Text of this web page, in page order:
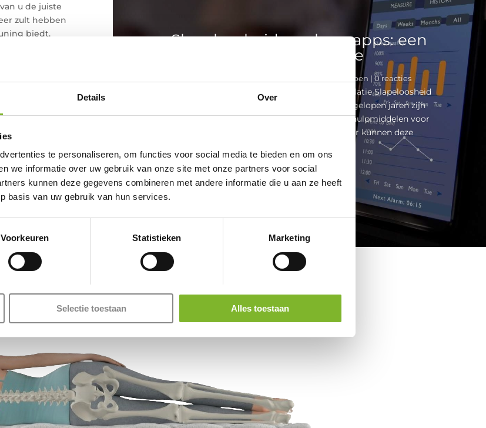
Details Over
te personaliseren, om functies voor social media te bieden en om ons
we informatie over uw gebruik van onze site met onze partners voor social
kunnen deze gegevens combineren met andere informatie die u aan ze heeft
basis van uw gebruik van hun services.
Voorkeuren Statistieken Marketing
Selectie toestaan Alles toestaan
u de juiste
zult hebben
biedt.
helpen om
en op te
ontwikkelen.
stil en
geluiden en
u nodig heeft
voor u
Slapeloosheid en slaap-apps: een
complexe relatie
Slapen | 0 reacties
Slapeloosheid en slaap-apps: een complexe relatie Slapeloosheid
en slaap-apps: een complexe relatie. In de afgelopen jaren zijn
slaap-apps steeds populairder geworden als hulpmiddelen voor
het verbeteren van de slaapkwaliteit. Maar kunnen deze
Lees meer